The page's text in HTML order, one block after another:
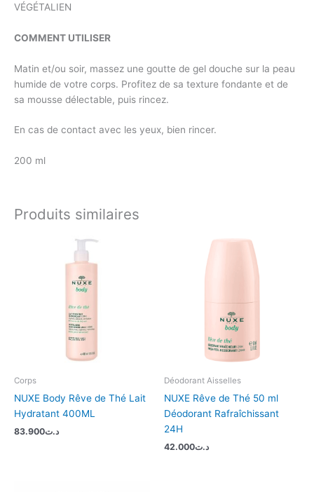
VÉGÉTALIEN
COMMENT UTILISER
Matin et/ou soir, massez une goutte de gel douche sur la peau
humide de votre corps. Profitez de sa texture fondante et de
sa mousse délectable, puis rincez.
En cas de contact avec les yeux, bien rincer.
200 ml
Produits similaires
Corps
NUXE Body Rêve de Thé Lait
Hydratant 400ML
د.ت83.900
Déodorant Aisselles
NUXE Rêve de Thé 50 ml
Déodorant Rafraîchissant
24H
د.ت42.000